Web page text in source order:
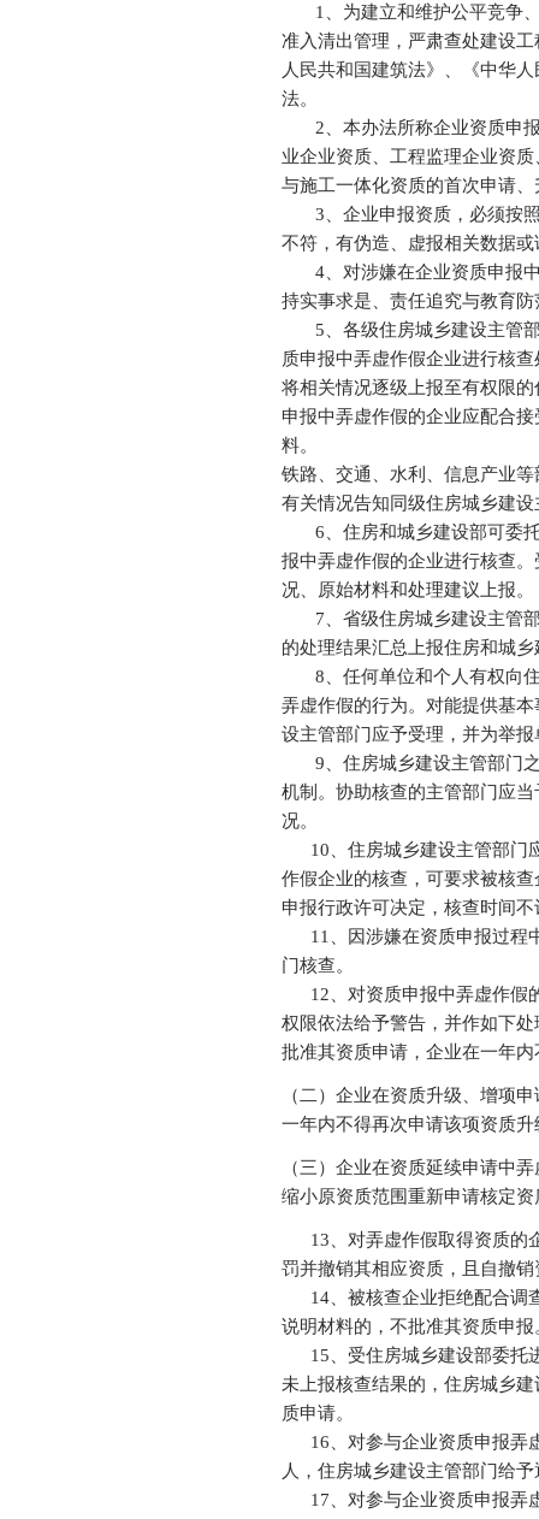
1、为建立和维护公平竞争、
准入清出管理，严肃查处建设
人民共和国建筑法》、《中华
法。
2、本办法所称企业资质申报
业企业资质、工程监理企业资
与施工一体化资质的首次申请
3、企业申报资质，必须按照
不符，有伪造、虚报相关数据
4、对涉嫌在企业资质申报中
持实事求是、责任追究与教育
5、各级住房城乡建设主管部
质申报中弄虚作假企业进行核
将相关情况逐级上报至有权限
申报中弄虚作假的企业应配合
料。
铁路、交通、水利、信息产业
有关情况告知同级住房城乡建
6、住房和城乡建设部可委托
报中弄虚作假的企业进行核查
况、原始材料和处理建议上报。
7、省级住房城乡建设主管部
的处理结果汇总上报住房和城
8、任何单位和个人有权向住
弄虚作假的行为。对能提供基
设主管部门应予受理，并为举
9、住房城乡建设主管部门之
机制。协助核查的主管部门应
况。
10、住房城乡建设主管部门
作假企业的核查，可要求被核
申报行政许可决定，核查时间
11、因涉嫌在资质申报过程
门核查。
12、对资质申报中弄虚作假
权限依法给予警告，并作如下
批准其资质申请，企业在一年
（二）企业在资质升级、增项
一年内不得再次申请该项资质升
（三）企业在资质延续申请中
缩小原资质范围重新申请核定
13、对弄虚作假取得资质的
罚并撤销其相应资质，且自撤
14、被核查企业拒绝配合调
说明材料的，不批准其资质申报
15、受住房城乡建设部委托
未上报核查结果的，住房城乡
质申请。
16、对参与企业资质申报弄
人，住房城乡建设主管部门给
17、对参与企业资质申报弄